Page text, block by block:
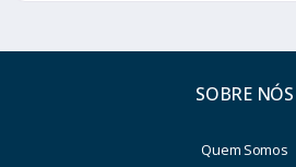
SOBRE NÓS
Quem Somos